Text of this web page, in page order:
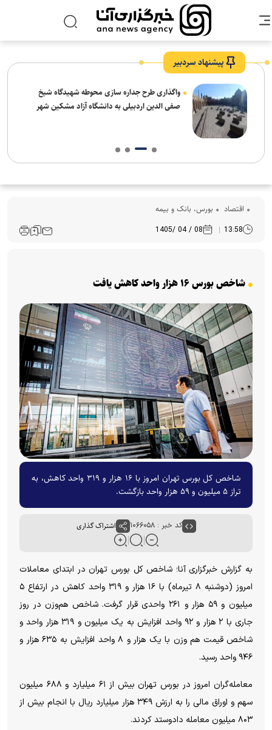
پیشنهاد سردبیر
واگذاری طرح جداره سازی محوطه شهیدگاه شیخ
صفی الدین اردبیلی به دانشگاه آزاد مشکین شهر
اقتصاد بورس، بانک و بیمه
13:58
08 / 04 /1405
شاخص بورس ۱۶ هزار واحد کاهش یافت
شاخص کل بورس تهران امروز با ۱۶ هزار و ۳۱۹ واحد کاهش، به
تراز ۵ میلیون و ۵۹ هزار واحد بازگشت.
کد خبر : ۱۰۶۶۰۵۸ اشتراک گذاری
به گزارش خبرگزاری آنا؛ شاخص کل بورس تهران در ابتدای معاملات
امروز (دوشنبه ۸ تیرماه) با ۱۶ هزار و ۳۱۹ واحد کاهش در ارتفاع ۵
میلیون و ۵۹ هزار و ۲۶۱ واحدی قرار گرفت. شاخص هم‌وزن در روز
جاری با ۲ هزار و ۹۲ واحد افزایش به یک میلیون و ۳۱۹ هزار واحد و
شاخص قیمت هم وزن با یک هزار و ۸ واحد افزایش به ۶۳۵ هزار و
۹۴۶ واحد رسید.
معامله‌گران امروز در بورس تهران بیش از ۶۱ میلیارد و ۶۸۸ میلیون
سهم و اوراق مالی را به ارزش ۳۴۹ هزار میلیارد ریال با انجام بیش از
۸۰۳ میلیون معامله دادوستد کردند.